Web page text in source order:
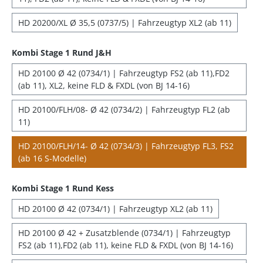
HD 20200/XL Ø 35,5 (0737/5) | Fahrzeugtyp XL2 (ab 11)
Kombi Stage 1 Rund J&H
HD 20100 Ø 42 (0734/1) | Fahrzeugtyp FS2 (ab 11),FD2
(ab 11), XL2, keine FLD & FXDL (von BJ 14-16)
HD 20100/FLH/08- Ø 42 (0734/2) | Fahrzeugtyp FL2 (ab
11)
HD 20100/FLH/14- Ø 42 (0734/3) | Fahrzeugtyp FL3, FS2
(ab 16 S-Modelle)
Kombi Stage 1 Rund Kess
HD 20100 Ø 42 (0734/1) | Fahrzeugtyp XL2 (ab 11)
HD 20100 Ø 42 + Zusatzblende (0734/1) | Fahrzeugtyp
FS2 (ab 11),FD2 (ab 11), keine FLD & FXDL (von BJ 14-16)